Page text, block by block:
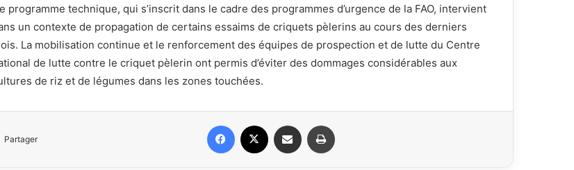
programme technique, qui s’inscrit dans le cadre des programmes d’urgence de la FAO, intervient
un contexte de propagation de certains essaims de criquets pèlerins au cours des derniers
La mobilisation continue et le renforcement des équipes de prospection et de lutte du Centre
de lutte contre le criquet pèlerin ont permis d’éviter des dommages considérables aux
de riz et de légumes dans les zones touchées.
Partager
Facebook Partager par email